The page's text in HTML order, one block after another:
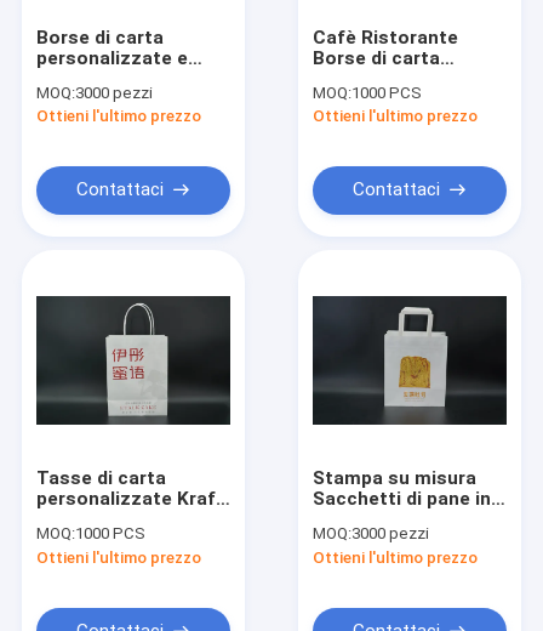
Borse di carta
personalizzate e
carta Kraft grandi e
ecocompatibili
MOQ:3000 pezzi
Ottieni l'ultimo prezzo
Contattaci
Cafè Ristorante
Borse di carta
di carta
personalizzate
MOQ:1000 PCS
Ottieni l'ultimo prezzo
Contattaci
Tasse di carta
personalizzate Kraft
personalizzata
MOQ:1000 PCS
Ottieni l'ultimo prezzo
Stampa su misura
Sacchetti di pane in
alimentari biologici
sacchetti di carta
MOQ:3000 pezzi
Ottieni l'ultimo prezzo